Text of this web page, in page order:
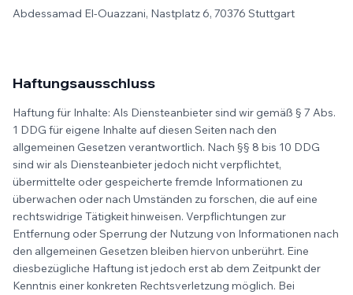
Abdessamad El-Ouazzani, Nastplatz 6, 70376 Stuttgart
Haftungsausschluss
Haftung für Inhalte: Als Diensteanbieter sind wir gemäß § 7 Abs.
1 DDG für eigene Inhalte auf diesen Seiten nach den
allgemeinen Gesetzen verantwortlich. Nach §§ 8 bis 10 DDG
sind wir als Diensteanbieter jedoch nicht verpflichtet,
übermittelte oder gespeicherte fremde Informationen zu
überwachen oder nach Umständen zu forschen, die auf eine
rechtswidrige Tätigkeit hinweisen. Verpflichtungen zur
Entfernung oder Sperrung der Nutzung von Informationen nach
den allgemeinen Gesetzen bleiben hiervon unberührt. Eine
diesbezügliche Haftung ist jedoch erst ab dem Zeitpunkt der
Kenntnis einer konkreten Rechtsverletzung möglich. Bei